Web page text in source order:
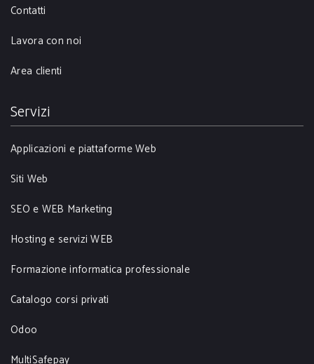
Contatti
Lavora con noi
Area clienti
Servizi
Applicazioni e piattaforme Web
Siti Web
SEO e WEB Marketing
Hosting e servizi WEB
Formazione informatica professionale
Catalogo corsi privati
Odoo
MultiSafepay